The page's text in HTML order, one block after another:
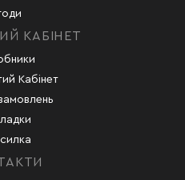
КАБІНЕТ
Кабінет